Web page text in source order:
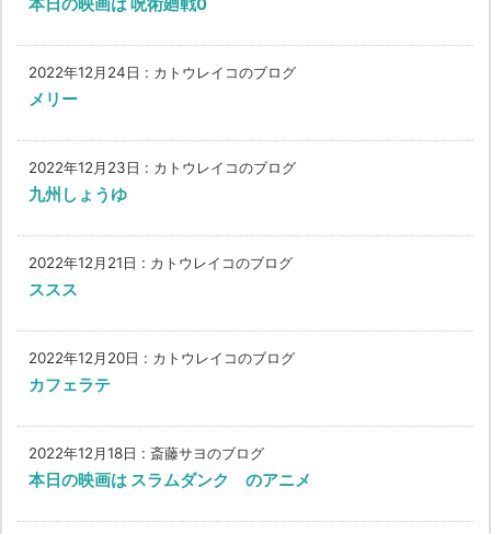
本日の映画は 呪術廻戦0
2022年12月24日 : カトウレイコのブログ
メリー
2022年12月23日 : カトウレイコのブログ
九州しょうゆ
2022年12月21日 : カトウレイコのブログ
ススス
2022年12月20日 : カトウレイコのブログ
カフェラテ
2022年12月18日 : 斎藤サヨのブログ
本日の映画は スラムダンク のアニメ